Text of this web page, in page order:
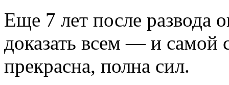
Еще 7 лет после развода
доказать всем — и самой
прекрасна, полна сил.